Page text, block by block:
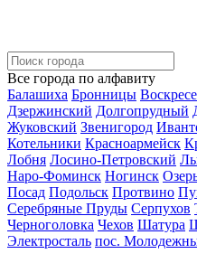
Все города по алфавиту
Балашиха Бронницы
Дзержинский Долгопрудный
Жуковский Звенигород
Котельники Красноармейск
Лобня Лосино-Петровский
Наро-Фоминск Ногинск
Посад Подольск Протвино
Серебряные Пруды Серпухов
Черноголовка Чехов Шатура
Электросталь пос.